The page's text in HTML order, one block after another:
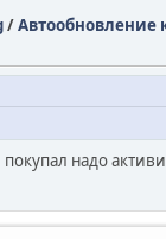
/Автообновление
надо